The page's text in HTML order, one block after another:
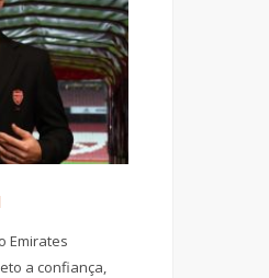
Emirates
a confiança,